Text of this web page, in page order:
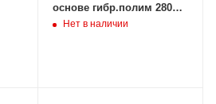
основе гибр.полим 280мл
(серый) KBK-523
Нет в наличии